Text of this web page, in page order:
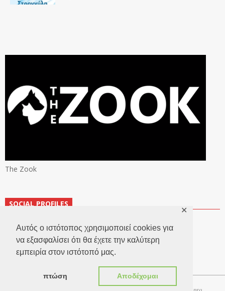
Αυτός ο ιστότοπος χρησιμοποιεί cookies για
να εξασφαλίσει ότι θα έχετε την καλύτερη
εμπειρία στον ιστότοπό μας.
πτώση Αποδέχομαι
✕
The Zook
SOCIAL PROFILES
Websitepro